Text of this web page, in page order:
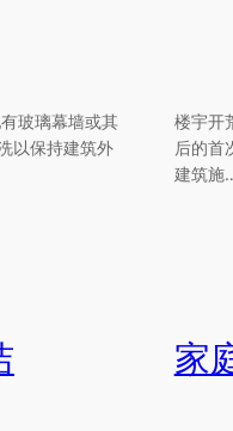
玻璃幕墙或其
以保持建筑外
楼宇开
后的首
建筑施
家